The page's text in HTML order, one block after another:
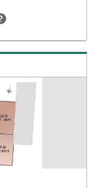
ございます。◎
件を発表してい
数ございます。
定物件:当社の
介可能なオープ